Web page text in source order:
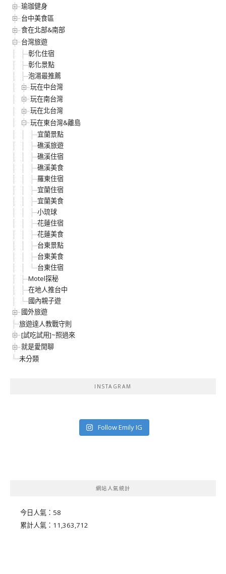
瑜珈健身
台中美食區
食在北部&南部
台灣旅遊
彰化住宿
彰化景點
泡湯最推薦
玩在中台灣
玩在南台灣
玩在北台灣
玩在東台灣&離島
宜蘭景點
礁溪旅遊
礁溪住宿
礁溪美食
羅東住宿
宜蘭住宿
宜蘭美食
小琉球
花蓮住宿
花蓮美食
台東景點
台東美食
台東住宿
Motel探秘
在地人推台中
國內親子遊
國外旅遊
旅遊達人教戰守則
[試吃試用]~照過來
就是愛閒聊
未分類
INSTAGRAM
Follow Emily IG
網站人氣統計
今日人氣： 58
累計人氣： 11,363,712